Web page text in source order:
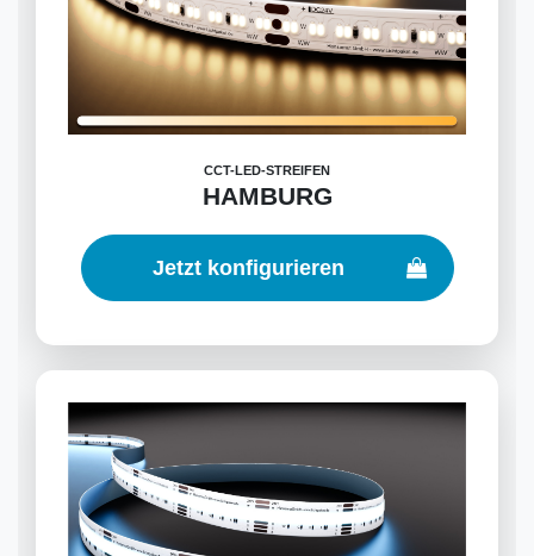
CCT-LED-STREIFEN
HAMBURG
Jetzt konfigurieren